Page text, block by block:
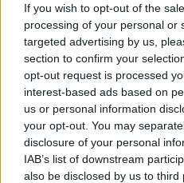
If you wish to opt-out of the
processing of your personal or
targeted advertising by us,
section to confirm your
opt-out request is processed
interest-based ads based on
us or personal information
your opt-out. You may
disclosure of your personal
IAB’s list of downstream
also be disclosed by us to third
Tóth Martinnak köszönjük a
további sikereket kívánunk
magánéletben."